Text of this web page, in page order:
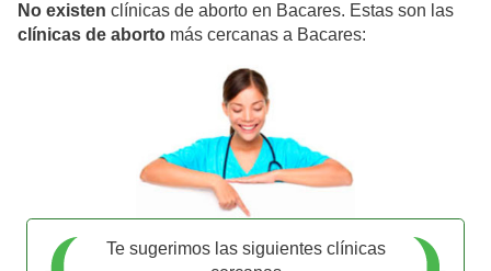
No existen clínicas de aborto en Bacares. Estas son las
clínicas de aborto más cercanas a Bacares:
Te sugerimos las siguientes clínicas